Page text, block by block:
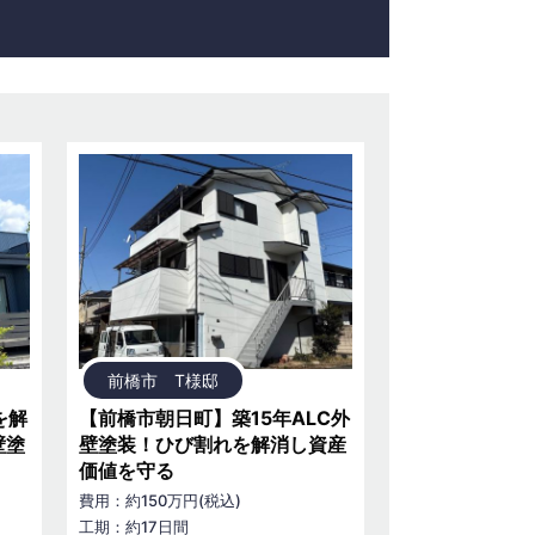
解
塗
前橋市 T様邸
【前橋市朝日町】築15年ALC外
壁塗装！ひび割れを解消し資産
価値を守る
費用：約150万円(税込)
工期：約17日間